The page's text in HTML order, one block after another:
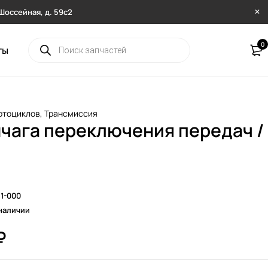
д. 59с2
0
,Трансмиссия
переключения передач /
000